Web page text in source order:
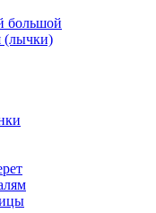
большой
(лычки)